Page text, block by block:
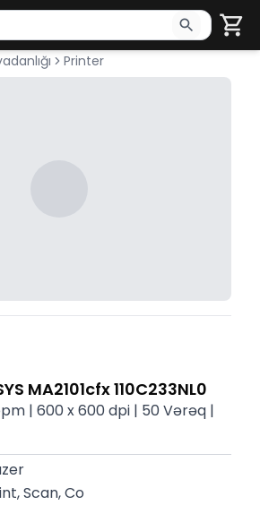
azı 2 simvol yazın. Göndərmək
Printer
MA2101cfx 110C233NL0
| 600 x 600 dpi | 50 Vərəq |
Scan, Co